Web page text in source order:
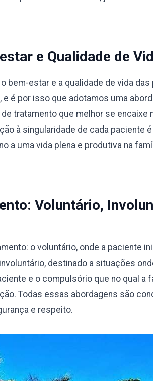
e Qualidade de
bem-estar e a qualidade de vida das
é por isso que adotamos uma
tratamento que melhor se encaixe
à singularidade de cada paciente
a uma vida plena e produtiva na
Voluntário,
o voluntário, onde a paciente
destinado a situações
e o compulsório que no qual a
Todas essas abordagens são
e respeito.